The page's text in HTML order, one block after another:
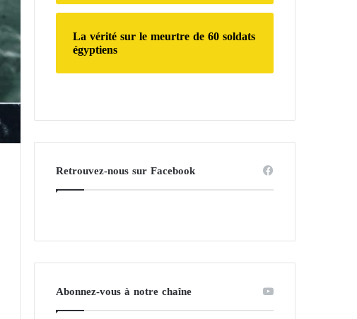
La vérité sur le meurtre de 60 soldats
égyptiens
Retrouvez-nous sur Facebook
Abonnez-vous à notre chaîne